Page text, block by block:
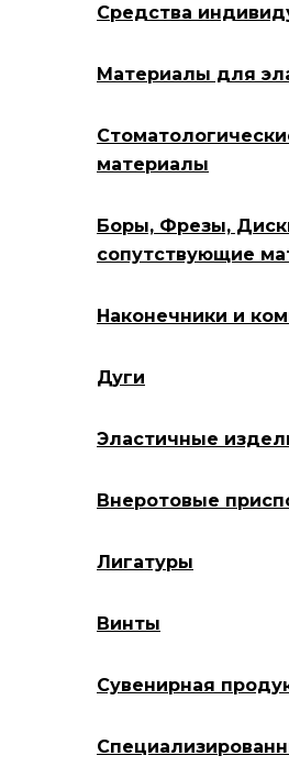
Средства
Материалы для
материалы
Боры, Фрезы,
сопутствующие
Наконечники и
Дуги
Эластичные
Внеротовые
Лигатуры
Винты
Сувенирная